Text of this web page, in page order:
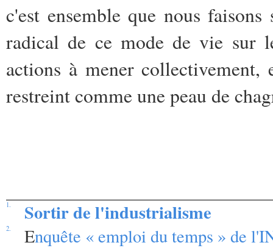
c'est ensemble que nous
radical de ce mode de vie sur
actions à mener
restreint comme une peau de
1. Sortir de l'industrialisme
2. Enquête « emploi du temps » de